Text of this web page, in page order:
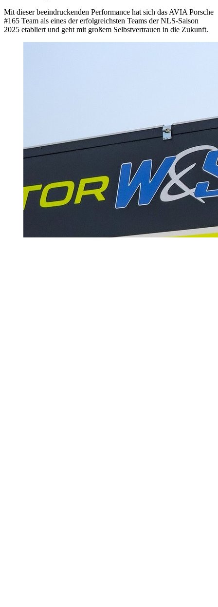
Mit dieser beeindruckenden Performance hat sich das AVIA Porsche
#165 Team als eines der erfolgreichsten Teams der NLS-Saison
2025 etabliert und geht mit großem Selbstvertrauen in die Zukunft.